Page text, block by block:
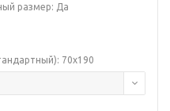
размер: Да
70х190